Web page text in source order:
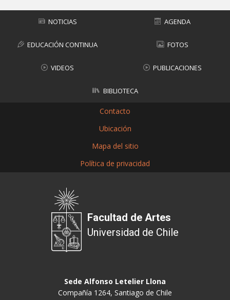
NOTICIAS AGENDA
EDUCACIÓN CONTINUA FOTOS
VIDEOS PUBLICACIONES
BIBLIOTECA
Contacto
Ubicación
Mapa del sitio
Política de privacidad
Facultad de Artes
Universidad de Chile
Sede Alfonso Letelier Llona
Compañía 1264, Santiago de Chile